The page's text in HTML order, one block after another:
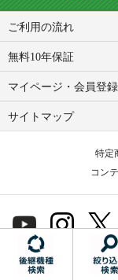
ご利用の流れ
無料10年保証
マイページ・会員登録
サイトマップ
特定
コン
©